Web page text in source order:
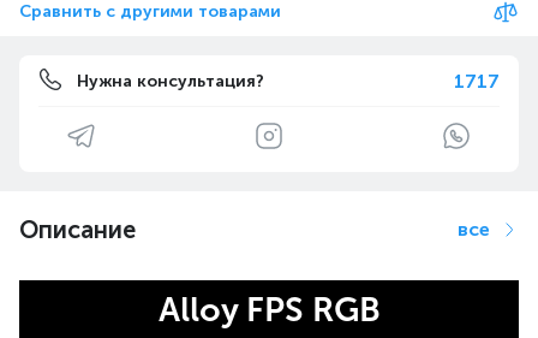
Сравнить с другими товарами
Нужна консультация? 1717
Описание все
Alloy FPS RGB